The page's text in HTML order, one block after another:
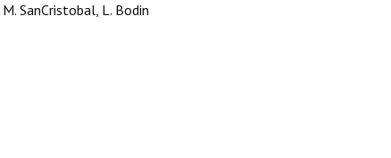
SanCristobal, L. Bodin